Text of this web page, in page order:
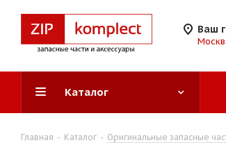
Ваш
Каталог
Главная - Каталог - Оригинальные запасные